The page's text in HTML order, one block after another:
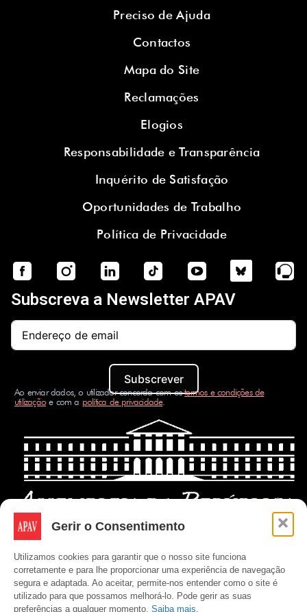
Gerir o Consentimento
Utilizamos cookies para garantir que o nosso site funciona
corretamente e para lhe proporcionar uma experiência de navegação
segura e adaptada. Ao aceitar, permite-nos entender como o site é
utilizado para que possamos melhorá-lo. Pode gerir as suas
preferências a qualquer momento. Saiba mais.
Preciso de Ajuda
Contactos
Mapa do Site
Reclamações
Elogios
Responsabilidade e Transparência
Inquérito de Satisfação
Oportunidades de Trabalho
Política de Privacidade
Subscreva a Newsletter APAV
Subscrever
Ao enviar dados, o utilizador concorda com ostermos e condições de
utilizaçãoe com a política de privacidade.